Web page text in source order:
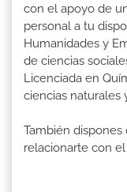
con el apoyo de
personal a tu
Humanidades y
de ciencias
Licenciada en
ciencias naturales
También
relacionarte con